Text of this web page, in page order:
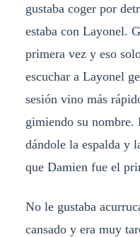
gustaba coger por
estaba con Layonel.
primera vez y eso
escuchar a Layonel
sesión vino más
gimiendo su nombre.
dándole la espalda y
que Damien fue el
No le gustaba
cansado y era muy